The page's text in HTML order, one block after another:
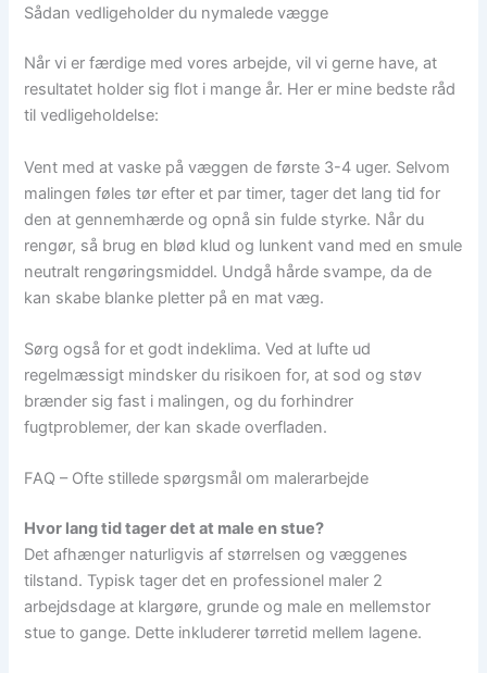
Sådan vedligeholder du nymalede vægge
Når vi er færdige med vores arbejde, vil vi gerne have, at
resultatet holder sig flot i mange år. Her er mine bedste råd
til vedligeholdelse:
Vent med at vaske på væggen de første 3-4 uger. Selvom
malingen føles tør efter et par timer, tager det lang tid for
den at gennemhærde og opnå sin fulde styrke. Når du
rengør, så brug en blød klud og lunkent vand med en smule
neutralt rengøringsmiddel. Undgå hårde svampe, da de
kan skabe blanke pletter på en mat væg.
Sørg også for et godt indeklima. Ved at lufte ud
regelmæssigt mindsker du risikoen for, at sod og støv
brænder sig fast i malingen, og du forhindrer
fugtproblemer, der kan skade overfladen.
FAQ – Ofte stillede spørgsmål om malerarbejde
Hvor lang tid tager det at male en stue?
Det afhænger naturligvis af størrelsen og væggenes
tilstand. Typisk tager det en professionel maler 2
arbejdsdage at klargøre, grunde og male en mellemstor
stue to gange. Dette inkluderer tørretid mellem lagene.